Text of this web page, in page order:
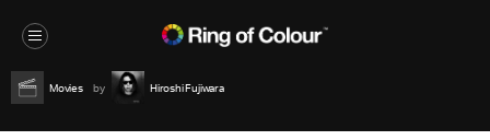
Movies Hiroshi Fujiwara